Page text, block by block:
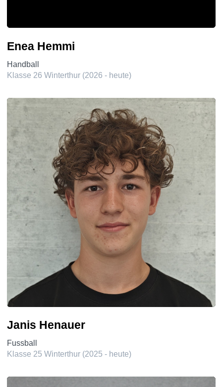
Enea Hemmi
Handball
Klasse 26 Winterthur (2026 - heute)
Janis Henauer
Fussball
Klasse 25 Winterthur (2025 - heute)